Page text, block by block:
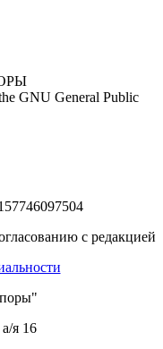
GNU General Public
с редакцией
а/я 16